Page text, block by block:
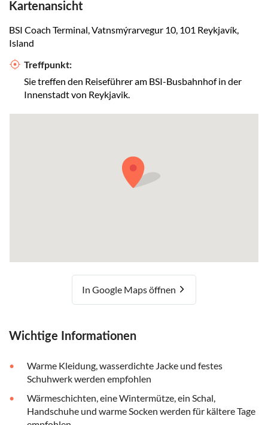
Kartenansicht
BSI Coach Terminal, Vatnsmýrarvegur 10, 101 Reykjavík,
Island
Treffpunkt:
Sie treffen den Reiseführer am BSI-Busbahnhof in der
Innenstadt von Reykjavik.
In Google Maps öffnen
Wichtige Informationen
Warme Kleidung, wasserdichte Jacke und festes
Schuhwerk werden empfohlen
Wärmeschichten, eine Wintermütze, ein Schal,
Handschuhe und warme Socken werden für kältere Tage